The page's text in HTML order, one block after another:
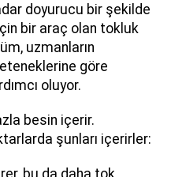
doyurucu bir şekilde
bir araç olan tokluk
uzmanların
göre
oluyor.
besin içerir.
şunları içerirler:
bu da daha tok